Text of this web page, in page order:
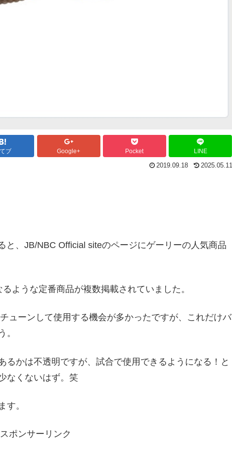
ブ Google+ Pocket LINE
2019.09.18 2025.05.11
と、JB/NBC Official siteのページにゲーリーの人気商品
ような定番商品が複数掲載されていました。
ューンして使用する機会が多かったですが、これだけバ
。
るかは不透明ですが、試合で使用できるようになる！と
なくないはず。笑
す。
スポンサーリンク